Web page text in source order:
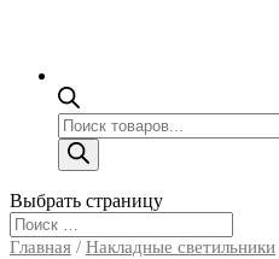
Поиск
товаров
Выбрать страницу
Главная / Накладные светильники